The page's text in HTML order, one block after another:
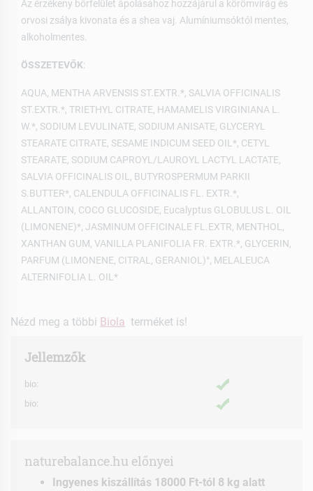
Az érzékeny bőrfelület ápolásához hozzájárul a körömvirág és
orvosi zsálya kivonata és a shea vaj. Alumíniumsóktól mentes,
alkoholmentes.
ÖSSZETEVŐK:
AQUA, MENTHA ARVENSIS ST.EXTR.*, SALVIA OFFICINALIS
ST.EXTR.*, TRIETHYL CITRATE, HAMAMELIS VIRGINIANA L.
W.*, SODIUM LEVULINATE, SODIUM ANISATE, GLYCERYL
STEARATE CITRATE, SESAME INDICUM SEED OIL*, CETYL
STEARATE, SODIUM CAPROYL/LAUROYL LACTYL LACTATE,
SALVIA OFFICINALIS OIL, BUTYROSPERMUM PARKII
S.BUTTER*, CALENDULA OFFICINALIS FL. EXTR.*,
ALLANTOIN, COCO GLUCOSIDE, Eucalyptus GLOBULUS L. OIL
(LIMONENE)*, JASMINUM OFFICINALE FL.EXTR, MENTHOL,
XANTHAN GUM, VANILLA PLANIFOLIA FR. EXTR.*, GLYCERIN,
PARFUM (LIMONENE, CITRAL, GERANIOL)°, MELALEUCA
ALTERNIFOLIA L. OIL*
Nézd meg a többi Biola terméket is!
Jellemzők
bio:
bio:
naturebalance.hu előnyei
Ingyenes kiszállítás 18000 Ft-tól 8 kg alatt